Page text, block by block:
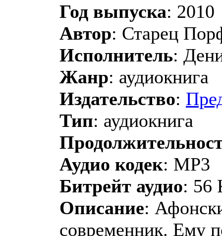
Год выпуска: 2010
Автор: Старец
Исполнитель:
Жанр: аудиокнига
Издательство:
Тип: аудиокнига
Аудио кодек: MP3
Битрейт аудио: 56
Описание:
современник. Ему